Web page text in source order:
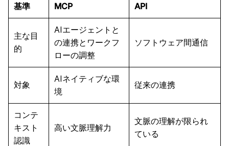
基準 MCP API
主な目
的
AIエージェントと
の連携とワークフ
ローの調整
ソフトウェア間通信
対象
AIネイティブな環
境
従来の連携
コンテ
キスト
認識
高い文脈理解力
文脈の理解が限られ
ている